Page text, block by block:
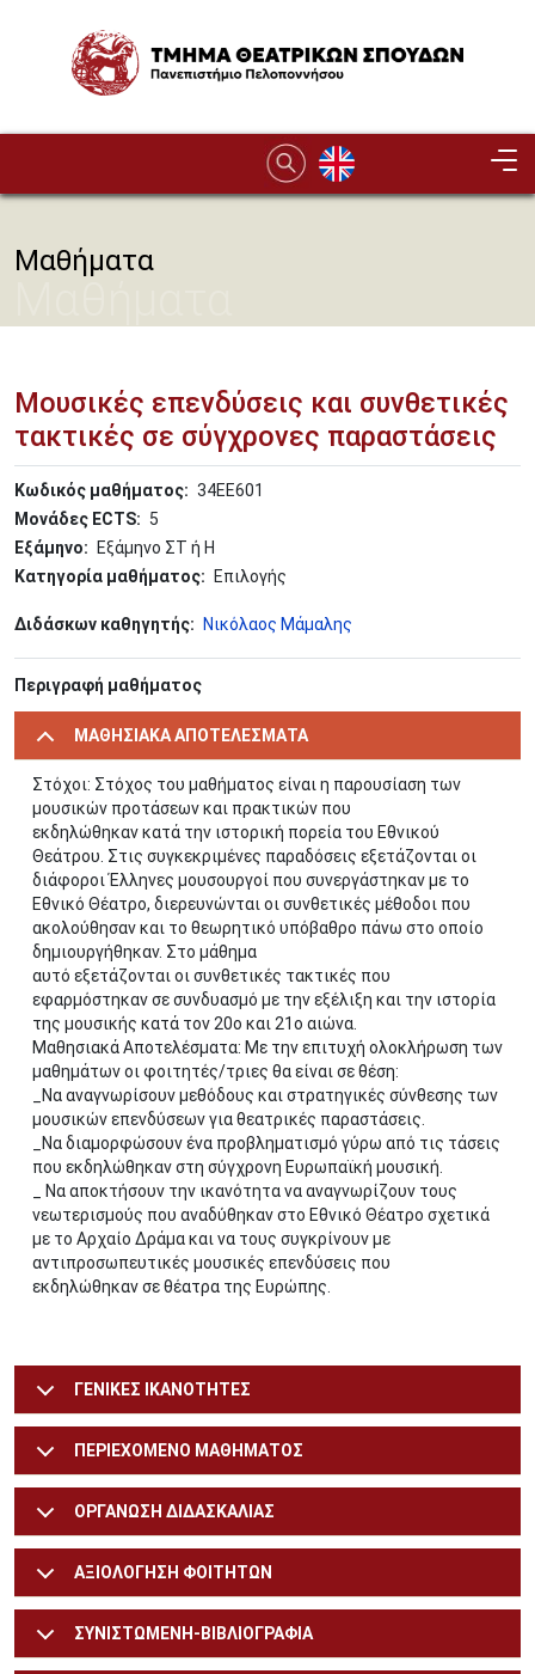
Image
Μαθήματα
Μουσικές επενδύσεις και συνθετικές
τακτικές σε σύγχρονες παραστάσεις
Κωδικός μαθήματος
34ΕΕ601
Μονάδες ECTS
5
Εξάμηνο
Εξάμηνο ΣΤ ή Η
Κατηγορία μαθήματος
Επιλογής
Διδάσκων καθηγητής Νικόλαος Μάμαλης
Περιγραφή μαθήματος
ΜΑΘΗΣΙΑΚΑ ΑΠΟΤΕΛΕΣΜΑΤΑ
Στόχοι: Στόχος του μαθήματος είναι η παρουσίαση των
μουσικών προτάσεων και πρακτικών που
εκδηλώθηκαν κατά την ιστορική πορεία του Εθνικού
Θεάτρου. Στις συγκεκριμένες παραδόσεις εξετάζονται οι
διάφοροι Έλληνες μουσουργοί που συνεργάστηκαν με το
Εθνικό Θέατρο, διερευνώνται οι συνθετικές μέθοδοι που
ακολούθησαν και το θεωρητικό υπόβαθρο πάνω στο οποίο
δημιουργήθηκαν. Στο μάθημα
αυτό εξετάζονται οι συνθετικές τακτικές που
εφαρμόστηκαν σε συνδυασμό με την εξέλιξη και την ιστορία
της μουσικής κατά τον 20ο και 21ο αιώνα.
Μαθησιακά Αποτελέσματα: Με την επιτυχή ολοκλήρωση των
μαθημάτων οι φοιτητές/τριες θα είναι σε θέση:
_Να αναγνωρίσουν μεθόδους και στρατηγικές σύνθεσης των
μουσικών επενδύσεων για θεατρικές παραστάσεις.
_Να διαμορφώσουν ένα προβληματισμό γύρω από τις τάσεις
που εκδηλώθηκαν στη σύγχρονη Ευρωπαϊκή μουσική.
_ Να αποκτήσουν την ικανότητα να αναγνωρίζουν τους
νεωτερισμούς που αναδύθηκαν στο Εθνικό Θέατρο σχετικά
με το Αρχαίο Δράμα και να τους συγκρίνουν με
αντιπροσωπευτικές μουσικές επενδύσεις που
εκδηλώθηκαν σε θέατρα της Ευρώπης.
ΓΕΝΙΚΕΣ ΙΚΑΝΟΤΗΤΕΣ
ΠΕΡΙΕΧΟΜΕΝΟ ΜΑΘΗΜΑΤΟΣ
ΟΡΓΑΝΩΣΗ ΔΙΔΑΣΚΑΛΙΑΣ
ΑΞΙΟΛΟΓΗΣΗ ΦΟΙΤΗΤΩΝ
ΣΥΝΙΣΤΩΜΕΝΗ-ΒΙΒΛΙΟΓΡΑΦΙΑ